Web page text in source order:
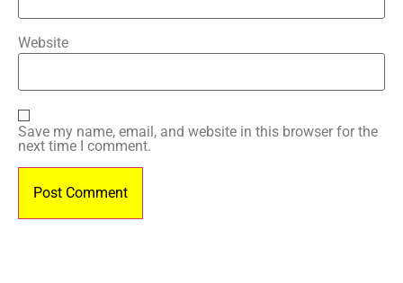
Website
Save my name, email, and website in this browser for the
next time I comment.